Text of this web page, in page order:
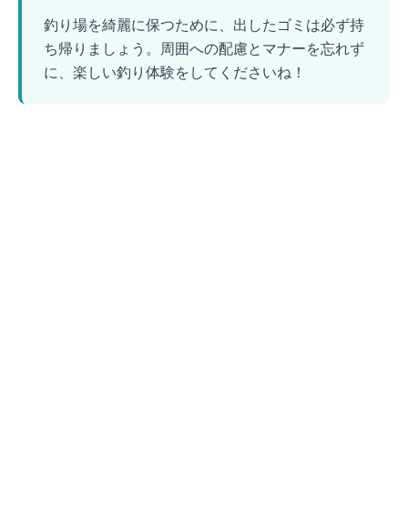
釣り場を綺麗に保つために、出したゴミは必ず持
ち帰りましょう。周囲への配慮とマナーを忘れず
に、楽しい釣り体験をしてくださいね！